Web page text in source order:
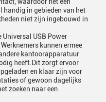
in gebieden van het
niet zijn ingebouwd in
Universal USB Power
kunnen ermee
kantoorapparatuur
heeft.Dit zorgt ervoor
en klaar zijn voor
of gewoon dagelijks
zoeken naar een